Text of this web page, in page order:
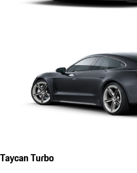
Taycan Turbo